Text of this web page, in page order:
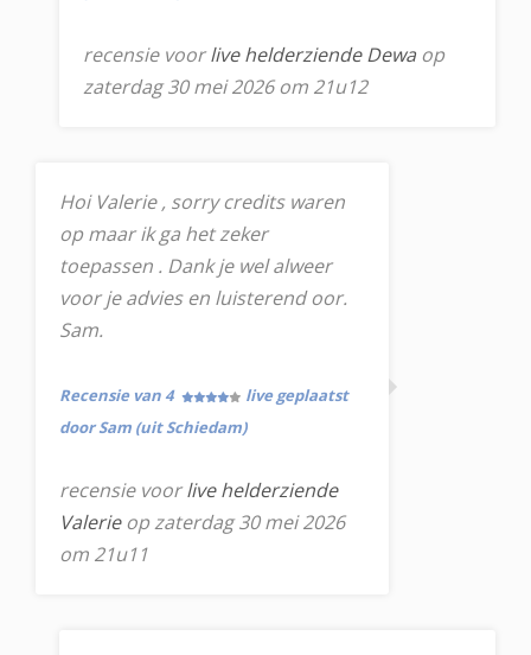
recensie voorlive helderziende Dewa op
zaterdag 30 mei 2026 om 21u12
Hoi Valerie , sorry credits waren
op maar ik ga het zeker
toepassen . Dank je wel alweer
voor je advies en luisterend oor.
Sam.
Recensie van 4
live geplaatst
door Sam (uit Schiedam)
recensie voorlive helderziende
Valerieop zaterdag 30 mei 2026
om 21u11